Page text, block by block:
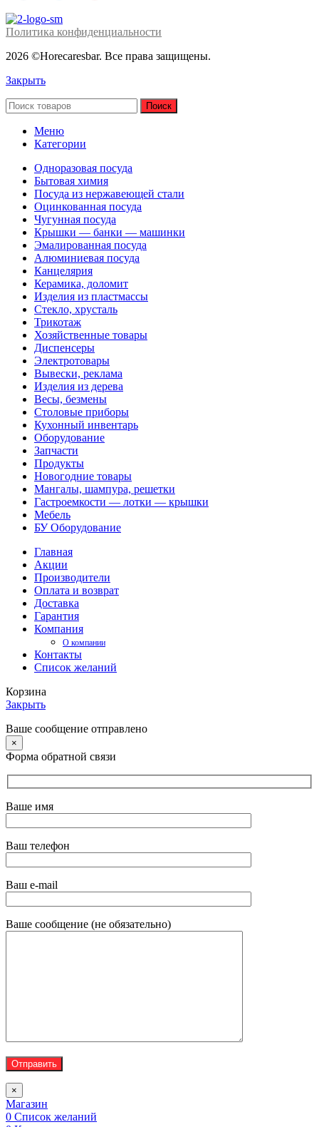
2026 ©Horecaresbar. Все права защищены.
Политика конфиденциальности
Закрыть
Поиск
Меню
Категории
Одноразовая посуда
Бытовая химия
Посуда из нержавеющей стали
Оцинкованная посуда
Чугунная посуда
Крышки — банки — машинки
Эмалированная посуда
Алюминиевая посуда
Канцелярия
Керамика, доломит
Изделия из пластмассы
Стекло, хрусталь
Трикотаж
Хозяйственные товары
Диспенсеры
Электротовары
Вывески, реклама
Изделия из дерева
Весы, безмены
Столовые приборы
Кухонный инвентарь
Оборудование
Запчасти
Продукты
Новогодние товары
Мангалы, шампура, решетки
Гастроемкости — лотки — крышки
Мебель
БУ Оборудование
Главная
Акции
Производители
Оплата и возврат
Доставка
Гарантия
Компания
О компании
Контакты
Список желаний
Корзина
Закрыть
Ваше сообщение отправлено
×
Форма обратной связи
Ваше имя
Ваш телефон
Ваш e-mail
Ваше сообщение (не обязательно)
×
Магазин
0 Список желаний